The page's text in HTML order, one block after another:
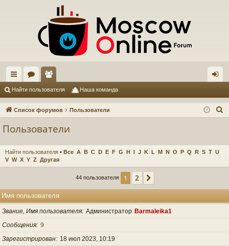
с
ы
ор
ум
ол
ьз
ел
и
д
Найти пользователя Наша команда
Список форумов Пользователи
Пользователи
Найти пользователя • Все A B C D E F G H I J K L M N O P Q R S T U
V W X Y Z Другая
44 пользователя 1 2
Имя пользователя
Звание, Имя пользователя Администратор Barmaleika1
Сообщения 9
Зарегистрирован
18 июл 2023, 10:19